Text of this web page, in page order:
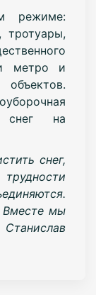
режиме:
тротуары,
метро и
снег на
снег,
Вместе мы